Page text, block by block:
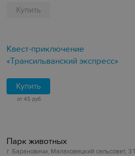
Купить
Квест-приключение
«Трансильванский экспресс»
Купить
от 45 руб.
Парк животных
г. Барановичи, Малаховецкий сельсовет, 31